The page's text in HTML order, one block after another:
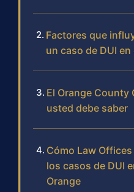
Factores que
un caso de DUI
El Orange
usted debe saber
Cómo Law Offices
los casos de DUI
Orange